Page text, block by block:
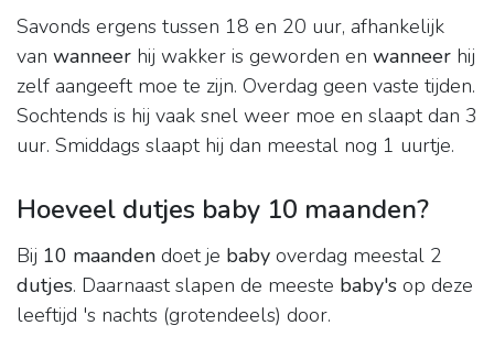
Savonds ergens tussen 18 en 20 uur, afhankelijk
van wanneer hij wakker is geworden en wanneer hij
zelf aangeeft moe te zijn. Overdag geen vaste tijden.
Sochtends is hij vaak snel weer moe en slaapt dan 3
uur. Smiddags slaapt hij dan meestal nog 1 uurtje.
Hoeveel dutjes baby 10 maanden?
Bij 10 maanden doet je baby overdag meestal 2
dutjes. Daarnaast slapen de meeste baby's op deze
leeftijd 's nachts (grotendeels) door.